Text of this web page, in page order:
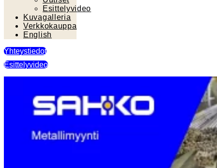
Esittelyvideo
Kuvagalleria
Verkkokauppa
English
Yhteystiedot
Esittelyvideo